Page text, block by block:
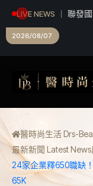
LIVE NEWS 聯發
2026/08/07
醫時尚生活 Drs-
最新新聞 Latest News
24家企業釋650職缺
65K